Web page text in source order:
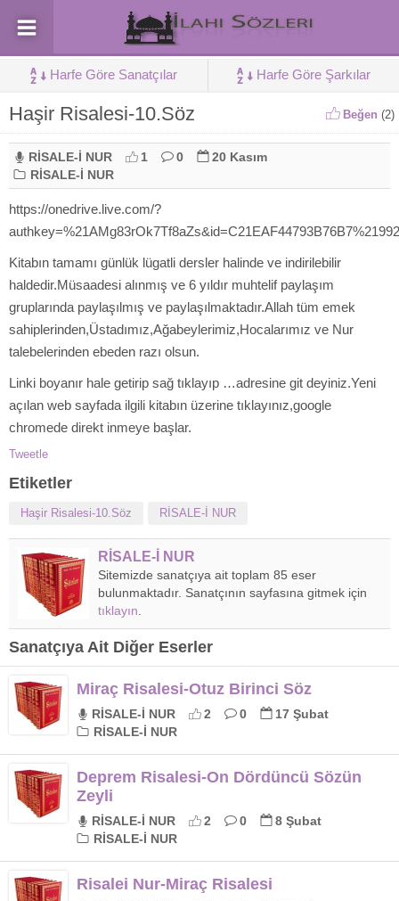
Harfe Göre Sanatçılar Harfe Göre Şarkılar
Haşir Risalesi-10.Söz Beğen (2)
RİSALE-İ NUR 1 0
20 Kasım
RİSALE-İ NUR
https://onedrive.live.com/?
Kitabın tamamı günlük lügatli dersler halinde ve indirilebilir
haldedir.Müsaadesi alınmış ve 6 yıldır muhtelif paylaşım
gruplarında paylaşılmış ve paylaşılmaktadır.Allah tüm emek
sahiplerinden,Üstadımız,Ağabeylerimiz,Hocalarımız ve Nur
talebelerinden ebeden razı olsun.
Linki boyanır hale getirip sağ tıklayıp …adresine git deyiniz.Yeni
açılan web sayfada ilgili kitabın üzerine tıklayınız,google
chromede direkt inmeye başlar.
Tweetle
Etiketler
Haşir Risalesi-10.Söz RİSALE-İ NUR
RİSALE-İ NUR
Sitemizde sanatçıya ait toplam 85 eser
bulunmaktadır. Sanatçının sayfasına gitmek için
tıklayın
Sanatçıya Ait Diğer Eserler
Miraç Risalesi-Otuz Birinci Söz
RİSALE-İ NUR 2 0
17 Şubat
RİSALE-İ NUR
Deprem Risalesi-On Dördüncü Sözün
Zeyli
RİSALE-İ NUR 2 0
8 Şubat
RİSALE-İ NUR
Risalei Nur-Miraç Risalesi